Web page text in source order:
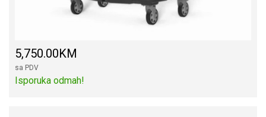
5,750.00KM
sa PDV
Isporuka odmah!